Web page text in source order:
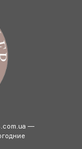
—